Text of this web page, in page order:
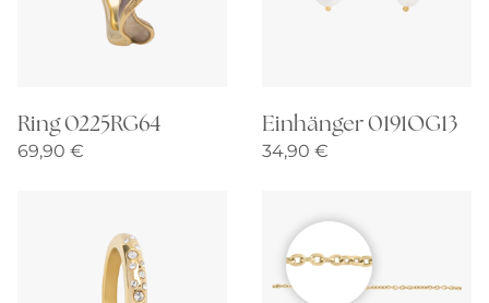
Ring 0225RG64
69,90 €
Einhänger 0191OG13
34,90 €